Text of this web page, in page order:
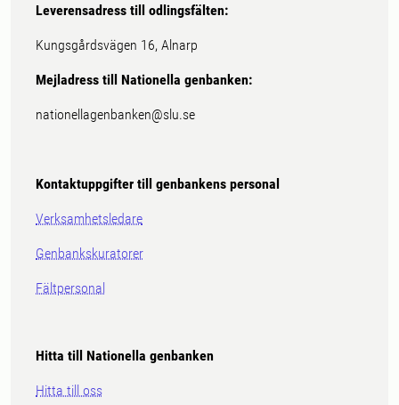
Leverensadress till odlingsfälten:
Kungsgårdsvägen 16, Alnarp
Mejladress till Nationella genbanken:
nationellagenbanken@slu.se
Kontaktuppgifter till genbankens personal
Verksamhetsledare
Genbankskuratorer
Fältpersonal
Hitta till Nationella genbanken
Hitta till oss